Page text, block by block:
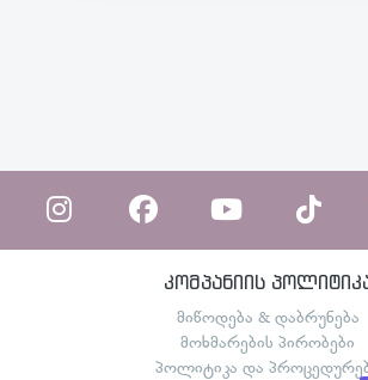
კომპანიის
მიწოდება & დაბრუნება
მოხმარების პირობები
პოლიტიკა და